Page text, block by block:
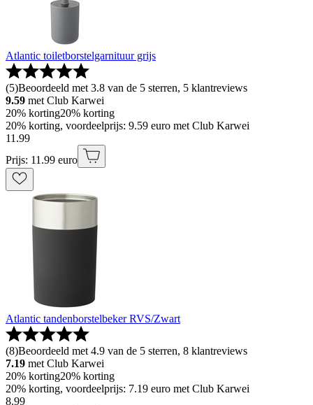
Atlantic toiletborstelgarnituur grijs
(5)Beoordeeld met 3.8 van de 5 sterren, 5 klantreviews
9.59 met Club Karwei
20% korting20% korting
20% korting, voordeelprijs: 9.59 euro met Club Karwei
11 .99
Prijs: 11.99 euro
Atlantic tandenborstelbeker RVS/Zwart
(8)Beoordeeld met 4.9 van de 5 sterren, 8 klantreviews
7.19 met Club Karwei
20% korting20% korting
20% korting, voordeelprijs: 7.19 euro met Club Karwei
8.99